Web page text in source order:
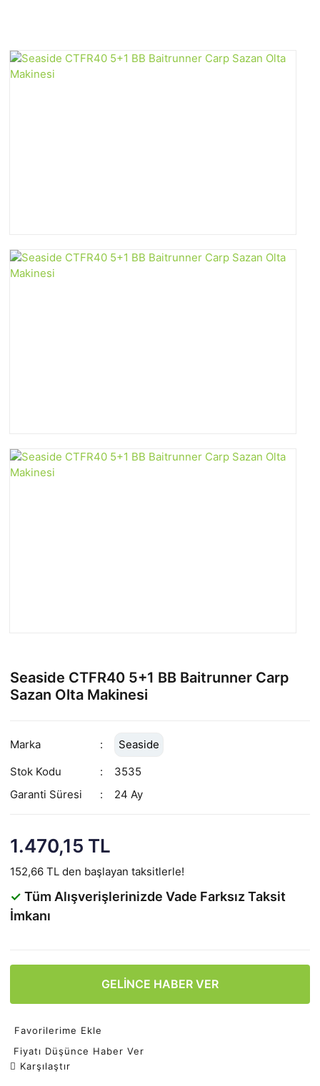
Seaside CTFR40 5+1 BB Baitrunner Carp
Sazan Olta Makinesi
Marka
Seaside
Stok Kodu
3535
Garanti Süresi
24 Ay
1.470,15 TL
152,66 TL den başlayan taksitlerle!
✓ Tüm Alışverişlerinizde Vade Farksız Taksit
İmkanı
GELİNCE HABER VER
Favorilerime Ekle
Fiyatı Düşünce Haber Ver
Karşılaştır